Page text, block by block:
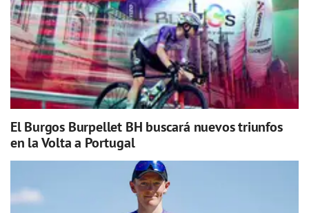
El Burgos Burpellet BH buscará nuevos triunfos
en la Volta a Portugal